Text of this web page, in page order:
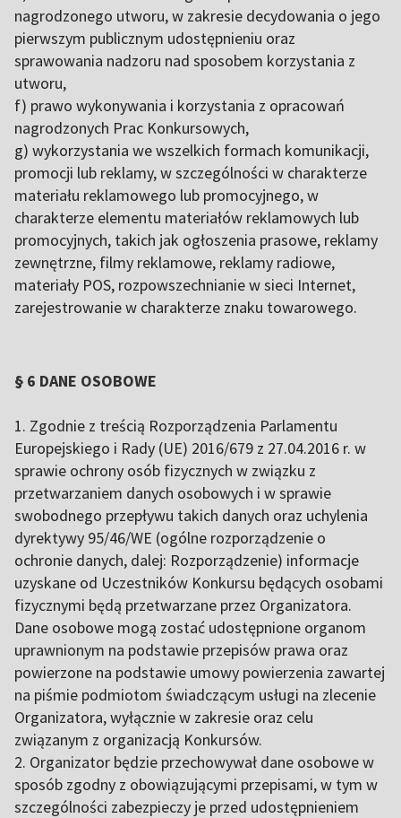
nagrodzonego utworu, w zakresie decydowania o jego
pierwszym publicznym udostępnieniu oraz
sprawowania nadzoru nad sposobem korzystania z
utworu,
f) prawo wykonywania i korzystania z opracowań
nagrodzonych Prac Konkursowych,
g) wykorzystania we wszelkich formach komunikacji,
promocji lub reklamy, w szczególności w charakterze
materiału reklamowego lub promocyjnego, w
charakterze elementu materiałów reklamowych lub
promocyjnych, takich jak ogłoszenia prasowe, reklamy
zewnętrzne, filmy reklamowe, reklamy radiowe,
materiały POS, rozpowszechnianie w sieci Internet,
zarejestrowanie w charakterze znaku towarowego.
§ 6 DANE OSOBOWE
1. Zgodnie z treścią Rozporządzenia Parlamentu
Europejskiego i Rady (UE) 2016/679 z 27.04.2016 r. w
sprawie ochrony osób fizycznych w związku z
przetwarzaniem danych osobowych i w sprawie
swobodnego przepływu takich danych oraz uchylenia
dyrektywy 95/46/WE (ogólne rozporządzenie o
ochronie danych, dalej: Rozporządzenie) informacje
uzyskane od Uczestników Konkursu będących osobami
fizycznymi będą przetwarzane przez Organizatora.
Dane osobowe mogą zostać udostępnione organom
uprawnionym na podstawie przepisów prawa oraz
powierzone na podstawie umowy powierzenia zawartej
na piśmie podmiotom świadczącym usługi na zlecenie
Organizatora, wyłącznie w zakresie oraz celu
związanym z organizacją Konkursów.
2. Organizator będzie przechowywał dane osobowe w
sposób zgodny z obowiązującymi przepisami, w tym w
szczególności zabezpieczy je przed udostępnieniem